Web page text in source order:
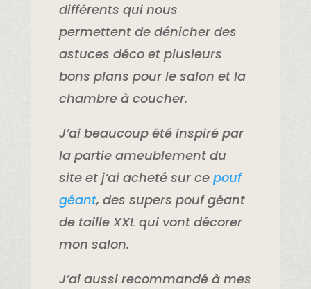
différents qui nous
permettent de dénicher des
astuces déco et plusieurs
bons plans pour le salon et la
chambre à coucher.
J’ai beaucoup été inspiré par
la partie ameublement du
site et j’ai acheté sur ce pouf
géant, des supers pouf géant
de taille XXL qui vont décorer
mon salon.
J’ai aussi recommandé à mes